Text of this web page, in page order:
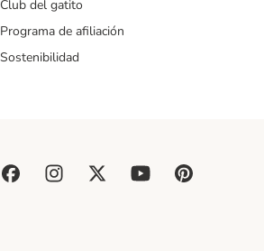
Club del gatito
Programa de afiliación
Sostenibilidad